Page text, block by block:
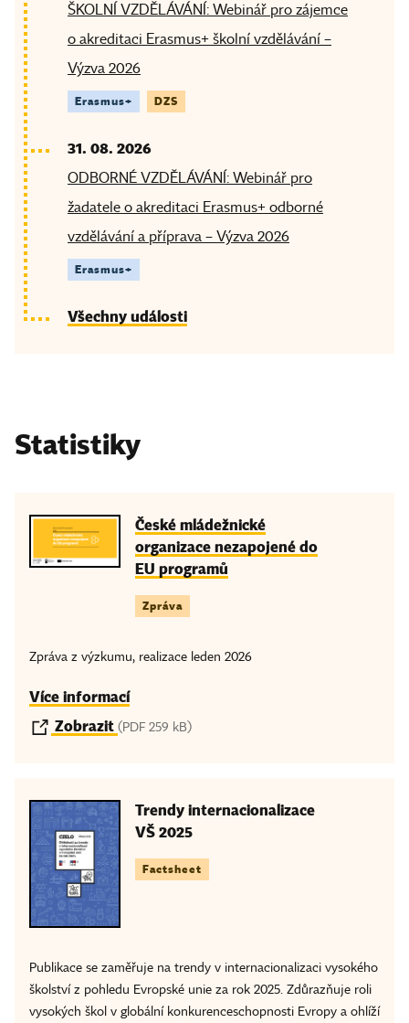
ŠKOLNÍ VZDĚLÁVÁNÍ: Webinář pro zájemce
o akreditaci Erasmus+ školní vzdělávání –
Výzva 2026
Erasmus+ DZS
31. 08. 2026
ODBORNÉ VZDĚLÁVÁNÍ: Webinář pro
žadatele o akreditaci Erasmus+ odborné
vzdělávání a příprava – Výzva 2026
Erasmus+
Všechny události
Statistiky
České mládežnické
organizace nezapojené do
EU programů
Zpráva
Zpráva z výzkumu, realizace leden 2026
Více informací
Zobrazit (PDF 259 kB)
Trendy internacionalizace
VŠ 2025
Factsheet
Publikace se zaměřuje na trendy v internacionalizaci vysokého
školství z pohledu Evropské unie za rok 2025. Zdůrazňuje roli
vysokých škol v globální konkurenceschopnosti Evropy a ohlíží